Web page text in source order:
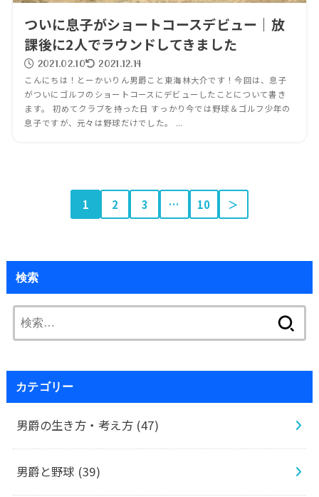
ついに息子がショートコースデビュー｜放
課後に2人でラウンドしてきました
2021.02.10 2021.12.14
こんにちは！とーかいりん男爵こと東海林大介です！今回は、息子
がついにゴルフのショートコースにデビューしたことについて書き
ます。 初めてクラブを持った日 すっかり今では野球＆ゴルフ少年の
息子ですが、元々は野球だけでした。 ...
1 2 3 … 10 ＞
検索
索:
カテゴリー
男爵の生き方・考え方 (47)
男爵と野球 (39)